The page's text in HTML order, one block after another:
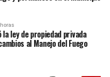
del vuelco
la ley de propiedad privada
al Manejo del Fuego